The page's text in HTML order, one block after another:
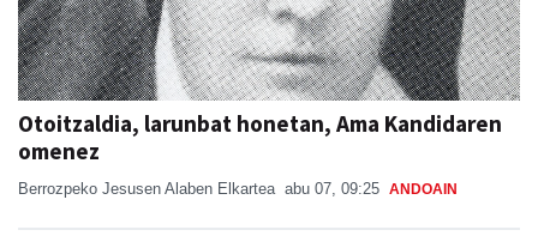
Otoitzaldia, larunbat honetan, Ama Kandidaren
omenez
Berrozpeko Jesusen Alaben Elkartea abu 07, 09:25 ANDOAIN